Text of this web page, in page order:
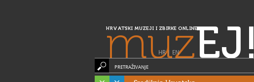
HRVATSKI MUZEJI I ZBIRKE ONLINE
muz
HR| EN
PRETRAŽIVANJE